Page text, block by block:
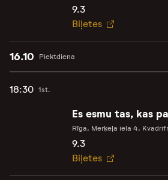
9.3
Biļetes
Piektdiena
16.10
18:30 1st.
Es esmu tas, kas
Rīga, Merķeļa iela 4,
9.3
Biļetes